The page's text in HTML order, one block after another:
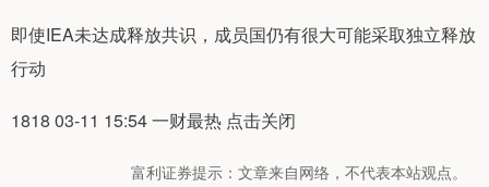
即使IEA未达成释放共识，成员国仍有很大可能采取独立释放
行动
1818 03-11 15:54 一财最热 点击关闭
富利证券提示：文章来自网络，不代表本站观点。